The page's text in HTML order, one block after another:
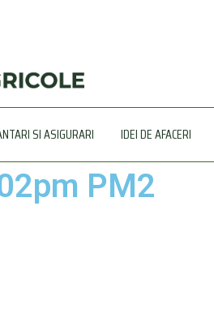
SI ASIGURARI IDEI DE AFACERI
PM2